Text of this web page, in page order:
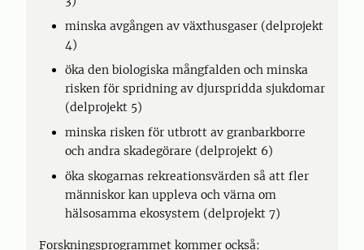
minska avgången av växthusgaser (delprojekt
4)
öka den biologiska mångfalden och minska
risken för spridning av djurspridda sjukdomar
(delprojekt 5)
minska risken för utbrott av granbarkborre
och andra skadegörare (delprojekt 6)
öka skogarnas rekreationsvärden så att fler
människor kan uppleva och värna om
hälsosamma ekosystem (delprojekt 7)
Forskningsprogrammet kommer också: